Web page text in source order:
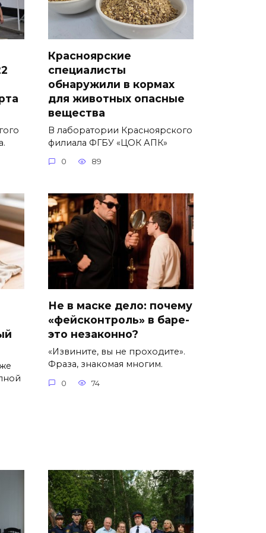
Красноярские
специалисты
обнаружили в кормах
для животных опасные
вещества
В лаборатории Красноярского
филиала ФГБУ «ЦОК АПК»
0 89
Не в маске дело: почему
«фейсконтроль» в баре-
это незаконно?
«Извините, вы не проходите».
Фраза, знакомая многим.
0 74